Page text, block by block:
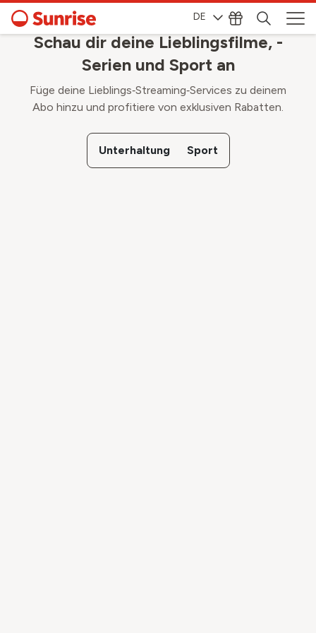
DE
Schau dir deine Lieblingsfilme, -
Serien und Sport an
Füge deine Lieblings‑Streaming‑Services zu deinem
Abo hinzu und profitiere von exklusiven Rabatten.
Unterhaltung Sport